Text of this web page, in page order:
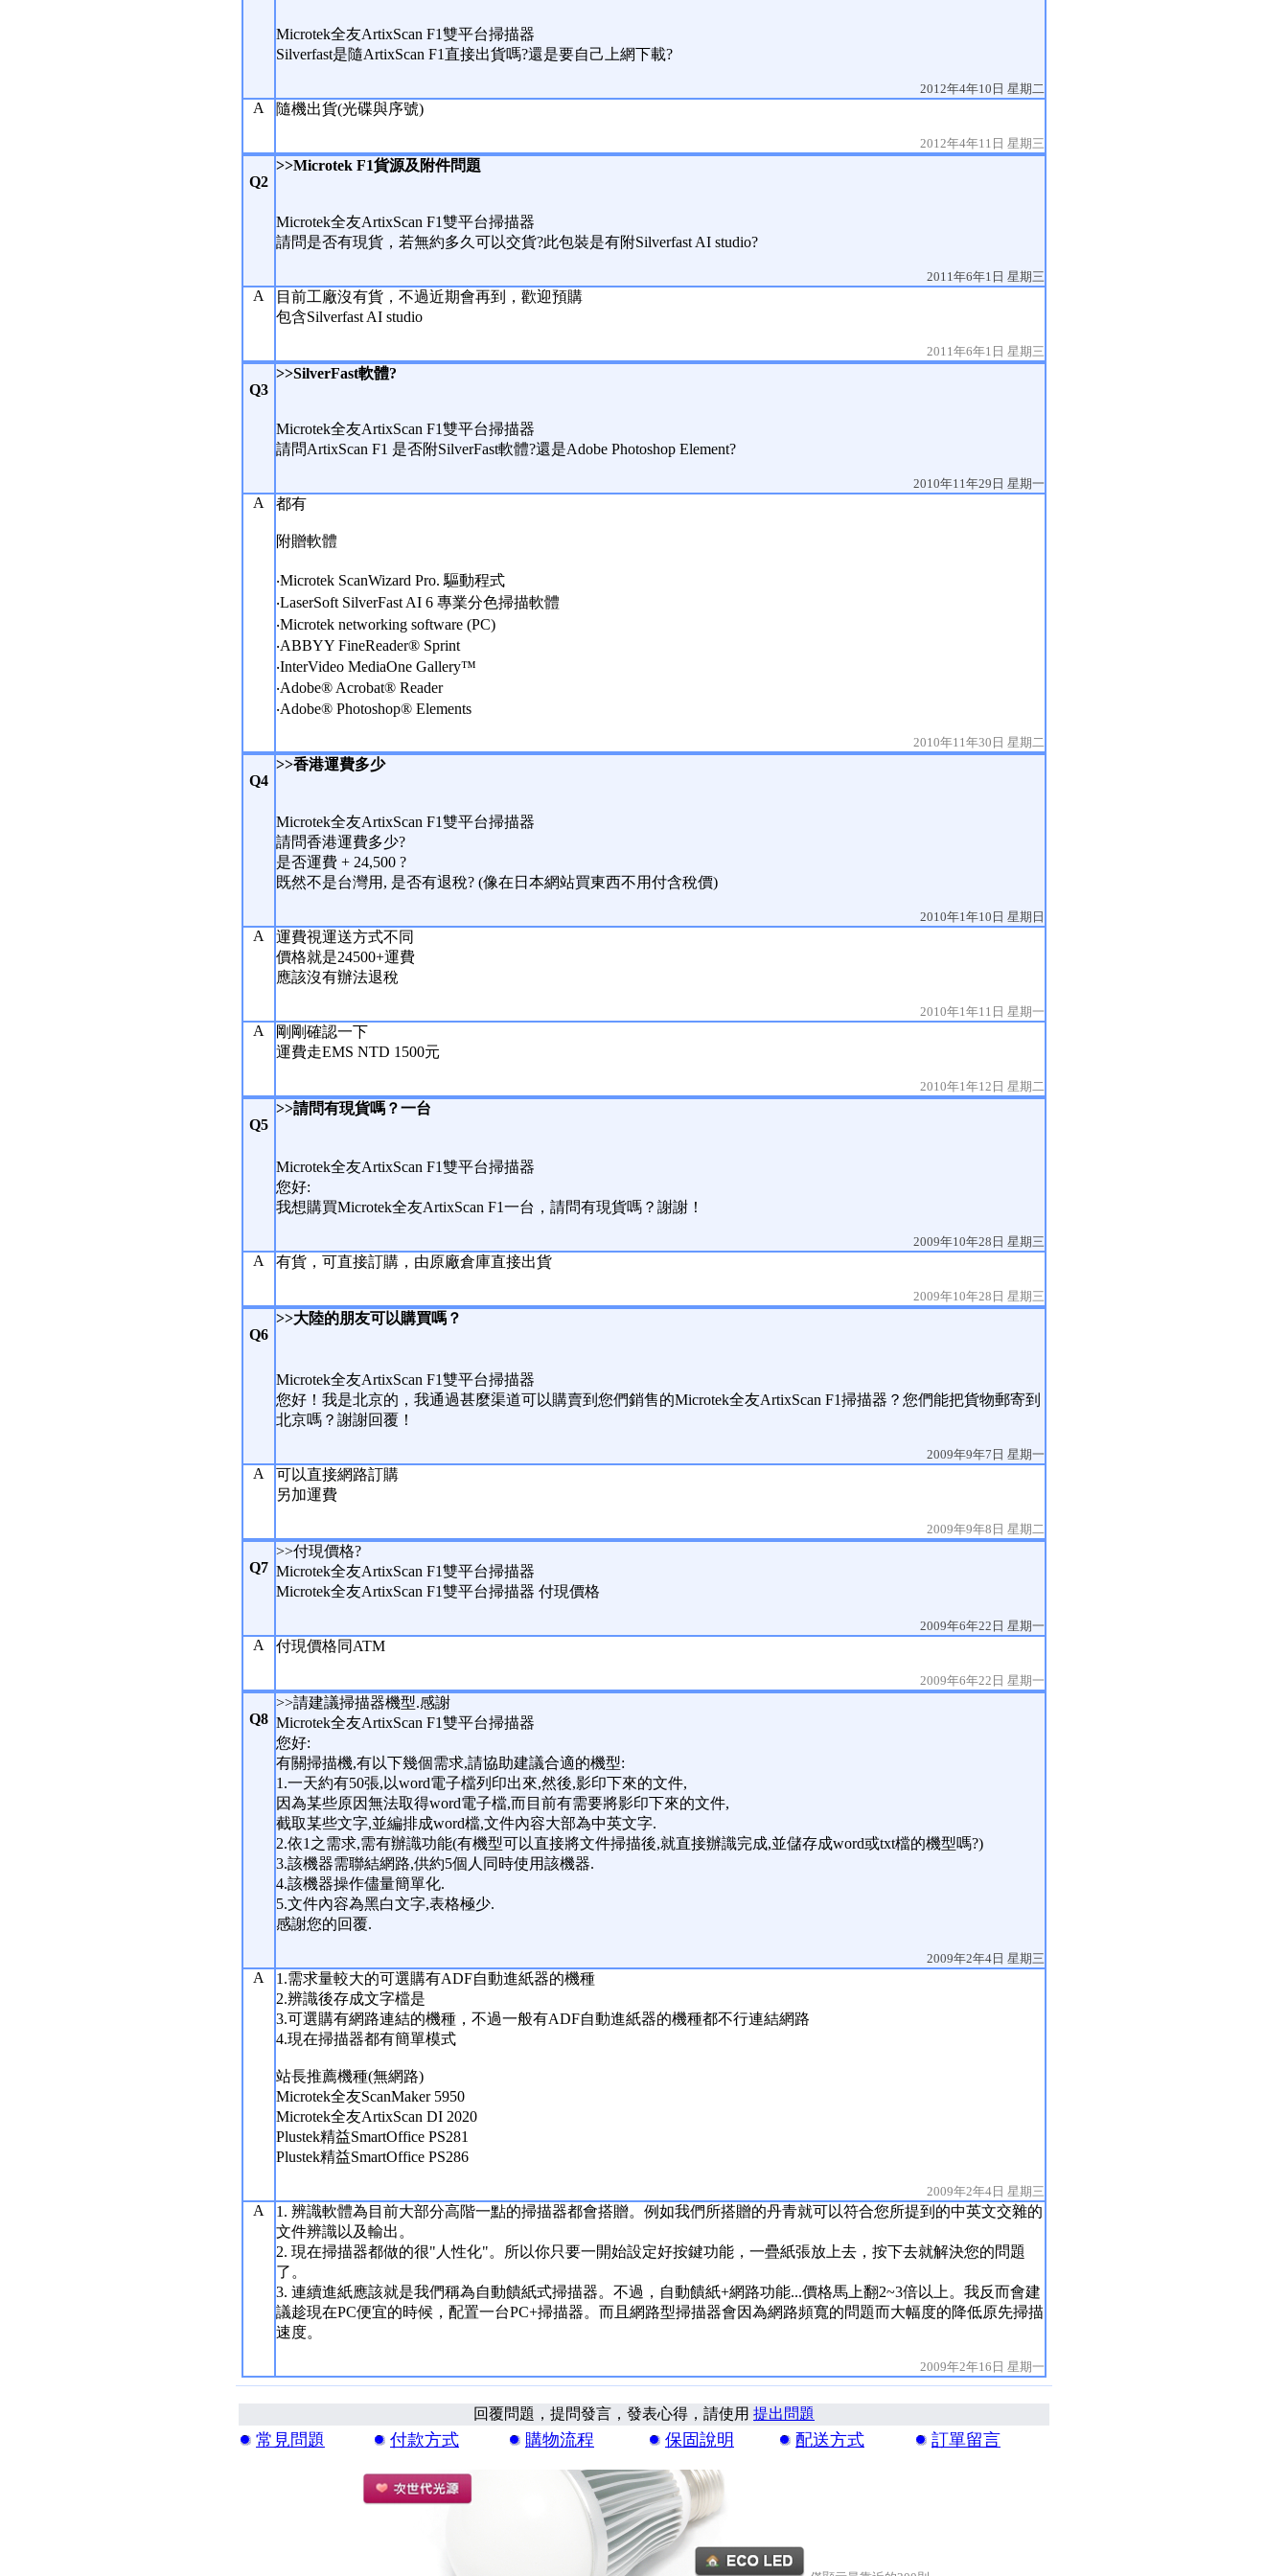
Microtek全友ArtixScan F1雙平台掃描器
Silverfast是隨ArtixScan F1直接出貨嗎?還是要自己上網下載?
2012年4年10日 星期二
A 隨機出貨(光碟與序號)
2012年4年11日 星期三
Q2
>>Microtek F1貨源及附件問題
Microtek全友ArtixScan F1雙平台掃描器
請問是否有現貨，若無約多久可以交貨?此包裝是有附Silverfast AI studio?
2011年6年1日 星期三
A
目前工廠沒有貨，不過近期會再到，歡迎預購
包含Silverfast AI studio
2011年6年1日 星期三
Q3
>>SilverFast軟體?
Microtek全友ArtixScan F1雙平台掃描器
請問ArtixScan F1 是否附SilverFast軟體?還是Adobe Photoshop Element?
2010年11年29日 星期一
A 都有
附贈軟體
‧Microtek ScanWizard Pro. 驅動程式
‧LaserSoft SilverFast AI 6 專業分色掃描軟體
‧Microtek networking software (PC)
‧ABBYY FineReader® Sprint
‧InterVideo MediaOne Gallery™
‧Adobe® Acrobat® Reader
‧Adobe® Photoshop® Elements
2010年11年30日 星期二
Q4
>>香港運費多少
Microtek全友ArtixScan F1雙平台掃描器
請問香港運費多少?
是否運費 + 24,500 ?
既然不是台灣用, 是否有退稅? (像在日本網站買東西不用付含稅價)
2010年1年10日 星期日
A
運費視運送方式不同
價格就是24500+運費
應該沒有辦法退稅
2010年1年11日 星期一
A
剛剛確認一下
運費走EMS NTD 1500元
2010年1年12日 星期二
Q5
>>請問有現貨嗎？一台
Microtek全友ArtixScan F1雙平台掃描器
您好:
我想購買Microtek全友ArtixScan F1一台，請問有現貨嗎？謝謝！
2009年10年28日 星期三
A 有貨，可直接訂購，由原廠倉庫直接出貨
2009年10年28日 星期三
Q6
>>大陸的朋友可以購買嗎？
Microtek全友ArtixScan F1雙平台掃描器
您好！我是北京的，我通過甚麼渠道可以購賣到您們銷售的Microtek全友ArtixScan F1掃描器？您們能把貨物郵寄到
北京嗎？謝謝回覆！
2009年9年7日 星期一
A
可以直接網路訂購
另加運費
2009年9年8日 星期二
Q7
>>付現價格?
Microtek全友ArtixScan F1雙平台掃描器
Microtek全友ArtixScan F1雙平台掃描器 付現價格
2009年6年22日 星期一
A 付現價格同ATM
2009年6年22日 星期一
Q8
>>請建議掃描器機型.感謝
Microtek全友ArtixScan F1雙平台掃描器
您好:
有關掃描機,有以下幾個需求,請協助建議合適的機型:
1.一天約有50張,以word電子檔列印出來,然後,影印下來的文件,
因為某些原因無法取得word電子檔,而目前有需要將影印下來的文件,
截取某些文字,並編排成word檔,文件內容大部為中英文字.
2.依1之需求,需有辦識功能(有機型可以直接將文件掃描後,就直接辦識完成,並儲存成word或txt檔的機型嗎?)
3.該機器需聯結網路,供約5個人同時使用該機器.
4.該機器操作儘量簡單化.
5.文件內容為黑白文字,表格極少.
感謝您的回覆.
2009年2年4日 星期三
A
1.需求量較大的可選購有ADF自動進紙器的機種
2.辨識後存成文字檔是
3.可選購有網路連結的機種，不過一般有ADF自動進紙器的機種都不行連結網路
4.現在掃描器都有簡單模式
站長推薦機種(無網路)
Microtek全友ScanMaker 5950
Microtek全友ArtixScan DI 2020
Plustek精益SmartOffice PS281
Plustek精益SmartOffice PS286
2009年2年4日 星期三
A
1. 辨識軟體為目前大部分高階一點的掃描器都會搭贈。例如我們所搭贈的丹青就可以符合您所提到的中英文交雜的
文件辨識以及輸出。
2. 現在掃描器都做的很"人性化"。所以你只要一開始設定好按鍵功能，一疊紙張放上去，按下去就解決您的問題
了。
3. 連續進紙應該就是我們稱為自動饋紙式掃描器。不過，自動饋紙+網路功能...價格馬上翻2~3倍以上。我反而會建
議趁現在PC便宜的時候，配置一台PC+掃描器。而且網路型掃描器會因為網路頻寬的問題而大幅度的降低原先掃描
速度。
2009年2年16日 星期一
回覆問題，提問發言，發表心得，請使用 提出問題
常見問題 付款方式 購物流程 保固說明 配送方式 訂單留言